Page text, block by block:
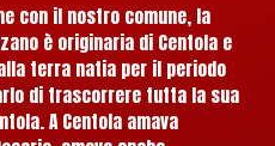
con il nostro comune, la
è originaria di Centola e
terra natia per il periodo
di trascorrere tutta la sua
A Centola amava